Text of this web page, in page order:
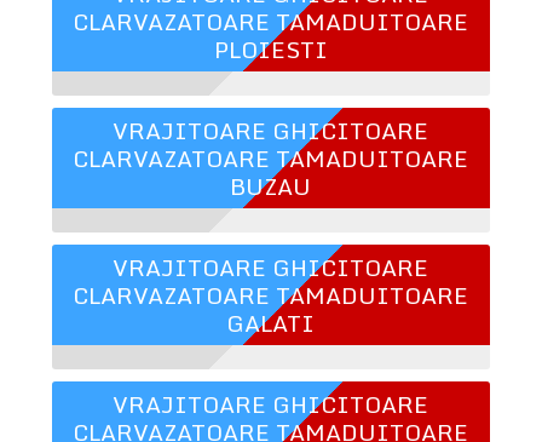
CLARVAZATOARE TAMADUITOARE
PLOIESTI
VRAJITOARE GHICITOARE
CLARVAZATOARE TAMADUITOARE
BUZAU
VRAJITOARE GHICITOARE
CLARVAZATOARE TAMADUITOARE
GALATI
VRAJITOARE GHICITOARE
CLARVAZATOARE TAMADUITOARE